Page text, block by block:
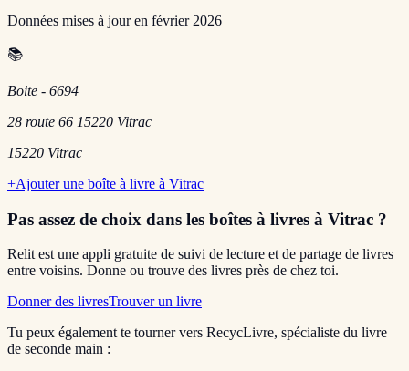
Données mises à jour en février 2026
📚
Boite - 6694
28 route 66 15220 Vitrac
15220 Vitrac
+Ajouter une boîte à livre à Vitrac
Pas assez de choix dans les boîtes à livres à Vitrac ?
Relit est une appli gratuite de suivi de lecture et de partage de livres
entre voisins. Donne ou trouve des livres près de chez toi.
Donner des livresTrouver un livre
Tu peux également te tourner vers RecycLivre, spécialiste du livre
de seconde main :